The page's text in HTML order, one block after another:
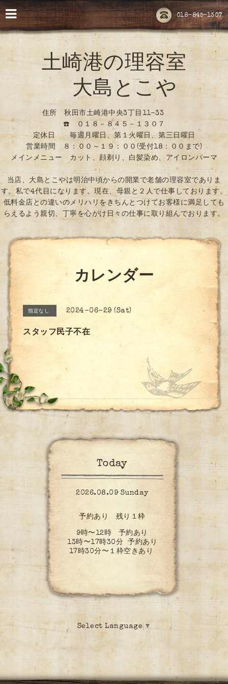
018-845-1307
土崎港の理容室
大島とこや
住所 秋田市土崎港中央3丁目11-33
☎️ ０１８－８４５－１３０７
定休日 毎週月曜日、第１火曜日、第三日曜日
営業時間 ８：００～１９：００(受付18：００まで)
メインメニュー カット、顔剃り、白髪染め、アイロンパーマ
当店、大島とこやは明治中頃からの開業で老舗の理容室でありま
す。私で4代目になります。現在、母親と２人で仕事しております。
低料金店との違いのメリハリをきちんとつけてお客様に満足しても
らえるよう親切、丁寧を心がけ日々の仕事に取り組んでおります。
カレンダー
指定なし 2024-06-29 (Sat)
スタッフ民子不在
Today
2026.08.09 Sunday
予約あり 残り１枠
9時〜12時 予約あり
13時〜17時30分 予約あり
17時30分〜１枠空きあり
Select Language ▼